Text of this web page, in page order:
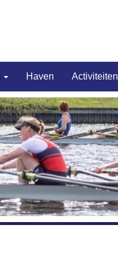
Haven Activiteiten